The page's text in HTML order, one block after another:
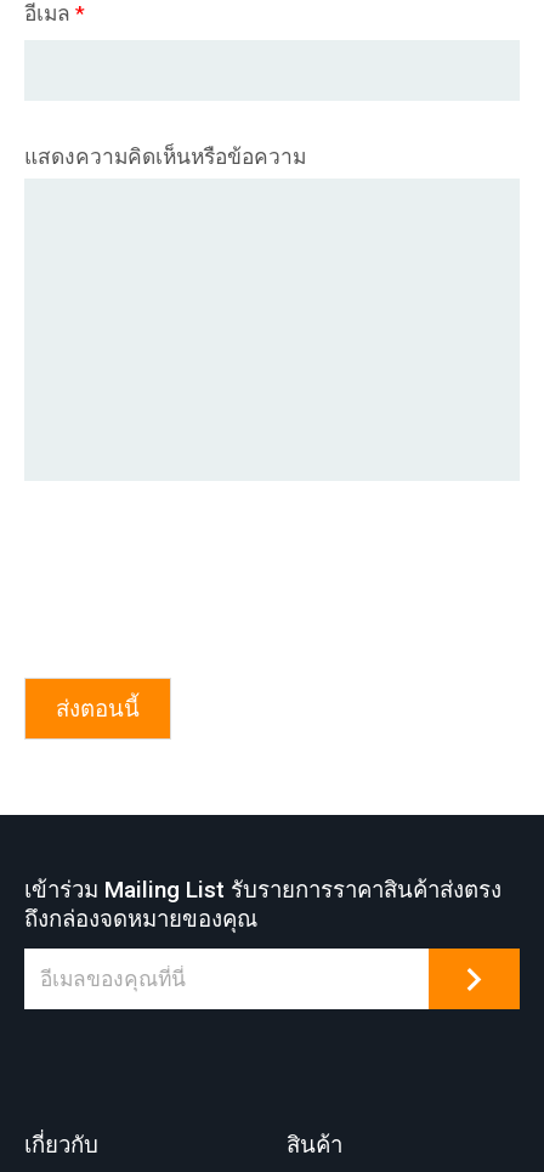
อีเมล *
แสดงความคิดเห็นหรือข้อความ
ส่งตอนนี้
เข้าร่วม Mailing List รับรายการราคาสินค้าส่งตรง
ถึงกล่องจดหมายของคุณ
เกี่ยวกับ
สินค้า